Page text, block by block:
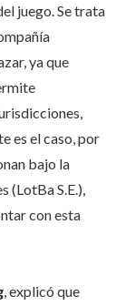
juego. Se trata
ya que
es el caso, por
bajo la
(LotBa S.E.),
con esta
, explicó que